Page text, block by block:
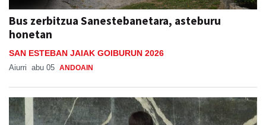
Bus zerbitzua Sanestebanetara, asteburu
honetan
SAN ESTEBAN JAIAK GOIBURUN 2026
Aiurri abu 05 ANDOAIN